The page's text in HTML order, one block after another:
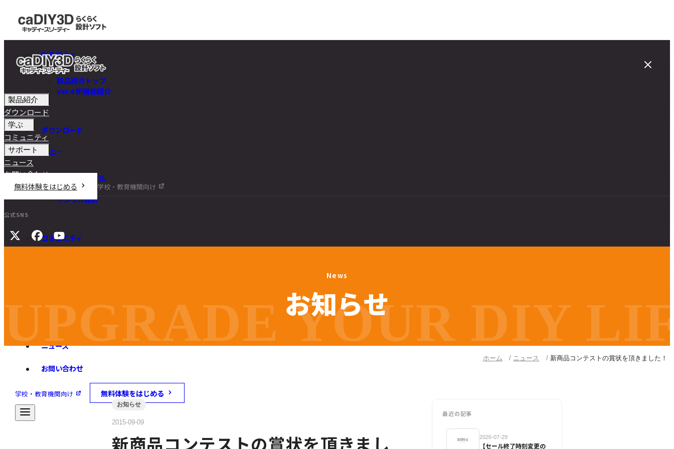
製品紹介
製品紹介トップ
Ver.4 新機能紹介
ダウンロード
学ぶ
チュートリアル
DIY講座
サンプル設計
コミュニティ
旧バージョンダウンロード
ニュース
お問い合わせ
学校・教育機関向け 無料体験をはじめる
製品紹介
ダウンロード
学ぶ
コミュニティ
サポート
ニュース
お問い合わせ
無料体験をはじめる
学校・教育機関向け
公式SNS
News
お知らせ
UPGRADE YOUR DIY
ホーム ニュース 新商品コンテストの賞状を頂きました！
お知らせ
2015-09-09
新商品コンテストの賞状を頂きまし
最近の記事
2026-07-29
【セール終了時刻変更の